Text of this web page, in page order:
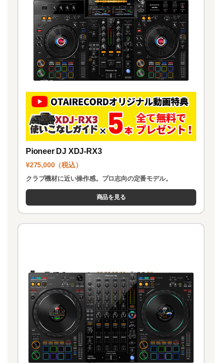
Pioneer DJ XDJ-RX3
¥275,000（税込）
クラブ機材に近い操作感。プロ志向の定番モデル。
商品を見る